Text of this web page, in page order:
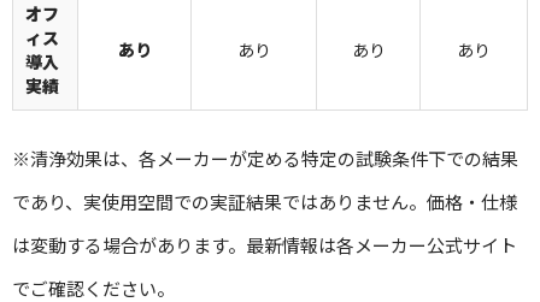
オフ
ィス
導入
実績
あり あり あり あり
※清浄効果は、各メーカーが定める特定の試験条件下での結果
であり、実使用空間での実証結果ではありません。価格・仕様
は変動する場合があります。最新情報は各メーカー公式サイト
でご確認ください。